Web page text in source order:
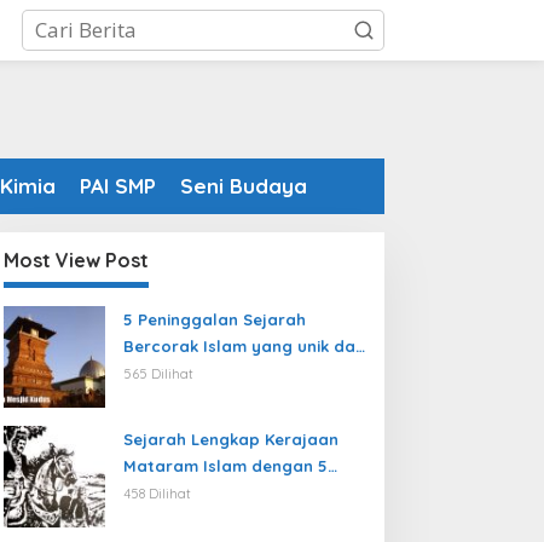
Kimia PAI SMP Seni Budaya
Most View Post
5 Peninggalan Sejarah
Bercorak Islam yang unik dan
sulit ditiru masyarakat
565 Dilihat
Sejarah Lengkap Kerajaan
Mataram Islam dengan 5
Rajanya yang terkenal
458 Dilihat